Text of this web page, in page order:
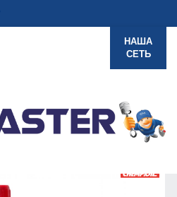
НАША
СЕТЬ